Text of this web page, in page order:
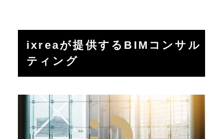
ixreaが提供するBIMコンサル
ティング